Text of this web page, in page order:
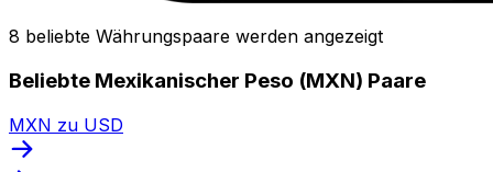
8 beliebte Währungspaare werden angezeigt
Beliebte Mexikanischer Peso (MXN) Paare
MXN zu USD